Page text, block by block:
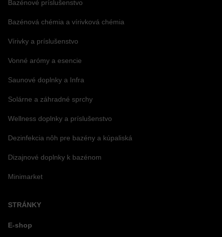
Bazénové príslušenstvo
Bazénová chémia a vírivková chémia
Vírivky a príslušenstvo
Vonné arómy a esencie
Saunové doplnky a Infra
Solárne a záhradné sprchy
Wellness doplnky a príslušenstvo
Dezinfekcia nôh pre bazény a kúpaliská
Dizajnové doplnky k bazénom
Minimarket
STRÁNKY
E-shop